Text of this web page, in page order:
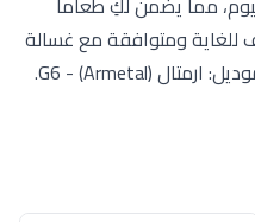
للغاية ومتوافقة مع غسالة
الأطباق. الماركة: تيفال (Tefal). الموديل: ارمتال (Armetal) - G6.